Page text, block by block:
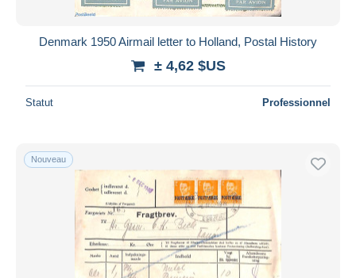
Denmark 1950 Airmail letter to Holland, Postal History
± 4,62 $US
Statut Professionnel
Nouveau